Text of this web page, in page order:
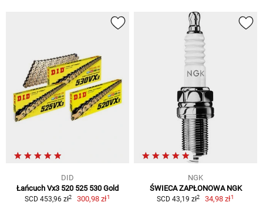
DID
Łańcuch Vx3 520 525 530 Gold
SCD 453,96 zł2 300,98 zł1
NGK
ŚWIECA ZAPŁONOWA NGK
SCD 43,19 zł2 34,98 zł1